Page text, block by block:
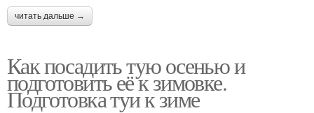
Хвойные породы
читать дальше →
Как посадить тую осенью и
подготовить её к зимовке.
Подготовка туи к зиме